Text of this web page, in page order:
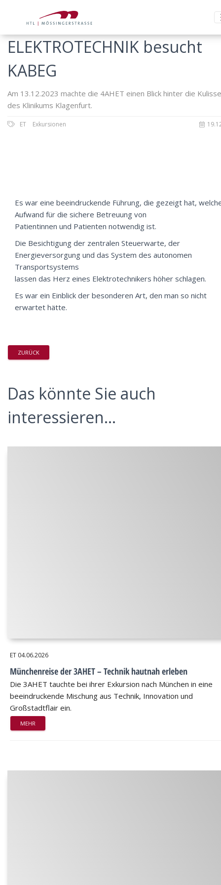
ELEKTROTECHNIK besucht
KABEG
Am 13.12.2023 machte die 4AHET einen Blick hinter die
des Klinikums Klagenfurt.
ET Exkursionen
Es war eine beeindruckende Führung, die gezeigt hat,
Aufwand für die sichere Betreuung von
Patientinnen und Patienten notwendig ist.
Die Besichtigung der zentralen Steuerwarte, der
Energieversorgung und das System des autonomen
Transportsystems
lassen das Herz eines Elektrotechnikers höher schlagen.
Es war ein Einblick der besonderen Art, den man so nicht
erwartet hätte.
ZURÜCK
Das könnte Sie auch
interessieren...
ET 04.06.2026
Münchenreise der 3AHET – Technik hautnah erleben
Die 3AHET tauchte bei ihrer Exkursion nach München in eine
beeindruckende Mischung aus Technik, Innovation und
Großstadtflair ein.
MEHR